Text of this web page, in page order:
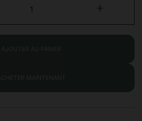
+
ACHETER MAINTENANT